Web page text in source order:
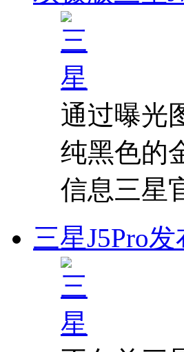
通过曝光
纯黑色的
信息三星
三星J5Pro